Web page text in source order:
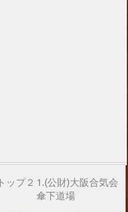
ップ２ 1.(公財)大阪合気会
傘下道場